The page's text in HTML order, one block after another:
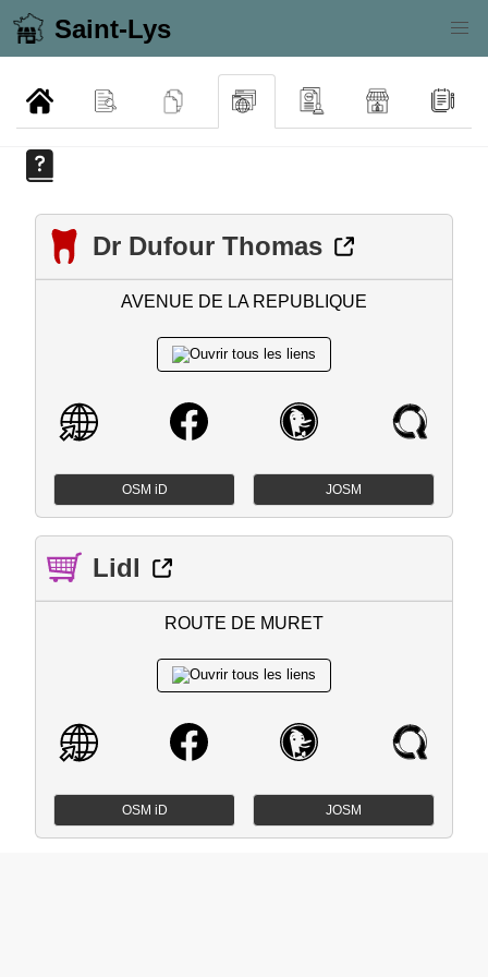
Saint-Lys
Dr Dufour Thomas
AVENUE DE LA REPUBLIQUE
OSM iD JOSM
Lidl
ROUTE DE MURET
OSM iD JOSM